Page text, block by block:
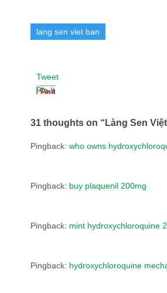
lang sen viet ban
Tweet
Pin It
31 thoughts on “ Làng Sen
Pingback: who owns
Pingback: buy plaquenil 200mg
Pingback: mint hydroxychloroquine
Pingback: hydroxychloroquine